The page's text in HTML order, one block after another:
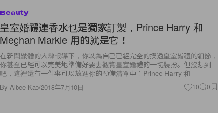
Beauty
皇室婚禮連香水也是獨家訂製，Prince Harry 和
Meghan Markle 用的就是它！
在新聞媒體的大肆報導下，你以為自己已經完全的摸透皇室婚禮的細節，
你甚至已經可以完美地準備好要去觀賞皇室婚禮的一切裝扮。但沒想到
吧，這裡還有一件事可以放進你的預備清單中：Prince Harry 和
By Albee Kao/2018年7月10日 10 0